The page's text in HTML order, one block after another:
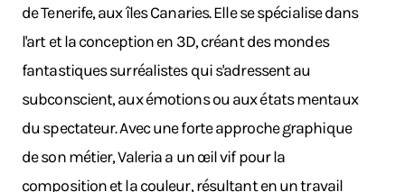
de Tenerife, aux îles Canaries. Elle se spécialise dans
l'art et la conception en 3D, créant des mondes
fantastiques surréalistes qui s'adressent au
subconscient, aux émotions ou aux états mentaux
du spectateur. Avec une forte approche graphique
de son métier, Valeria a un œil vif pour la
composition et la couleur, résultant en un travail